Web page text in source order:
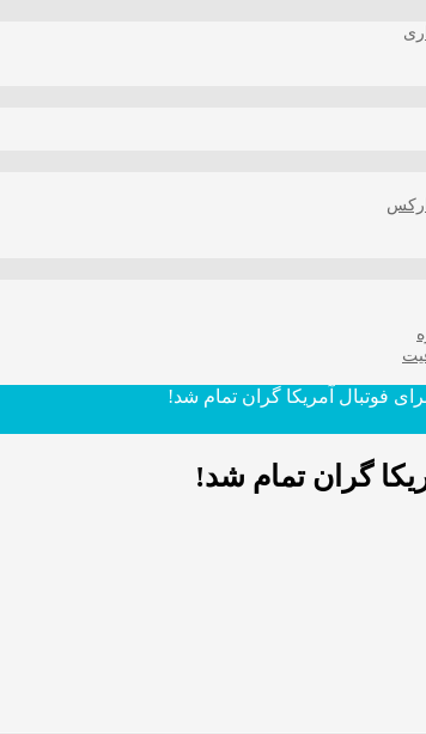
فوتبال آمریکا گران تمام شد!
گران تمام شد!